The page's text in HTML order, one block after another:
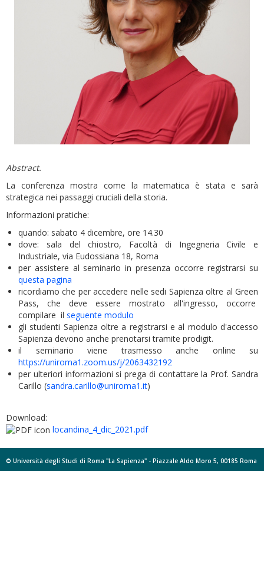
Abstract.
La conferenza mostra come la matematica è stata e sarà
strategica nei passaggi cruciali della storia.
Informazioni pratiche:
quando: sabato 4 dicembre, ore 14.30
dove: sala del chiostro, Facoltà di Ingegneria Civile e
Industriale, via Eudossiana 18, Roma
per assistere al seminario in presenza occorre registrarsi su
questa pagina
ricordiamo che per accedere nelle sedi Sapienza oltre al Green
Pass, che deve essere mostrato all'ingresso, occorre
compilare il seguente modulo
gli studenti Sapienza oltre a registrarsi e al modulo d'accesso
Sapienza devono anche prenotarsi tramite prodigit.
il seminario viene trasmesso anche online su
https://uniroma1.zoom.us/j/2063432192
per ulteriori informazioni si prega di contattare la Prof. Sandra
Carillo (sandra.carillo@uniroma1.it)
Download:
locandina_4_dic_2021.pdf
© Università degli Studi di Roma "La Sapienza" - Piazzale Aldo Moro 5, 00185 Roma